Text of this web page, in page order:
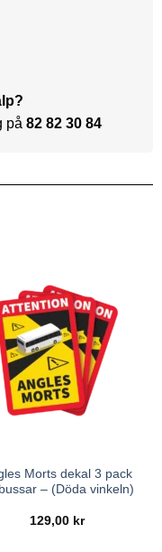
på 82 82 30 84
Morts dekal 3 pack
– (Döda vinkeln)
129,00 kr